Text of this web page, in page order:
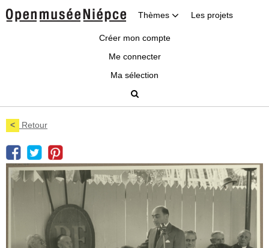
Thèmes Les projets
Créer mon compte
Me connecter
Ma sélection
< Retour